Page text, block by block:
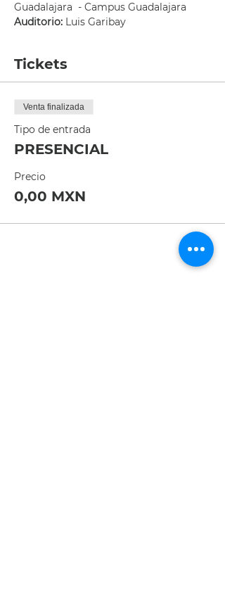
Guadalajara  - Campus Guadalajara
Auditorio: Luis Garibay
Tickets
Venta finalizada
Tipo de entrada
PRESENCIAL
Precio
0,00 MXN